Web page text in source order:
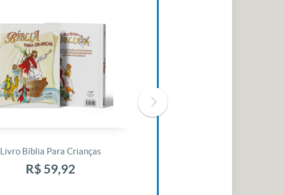
Livro Bíblia Para Crianças
R$ 59,92